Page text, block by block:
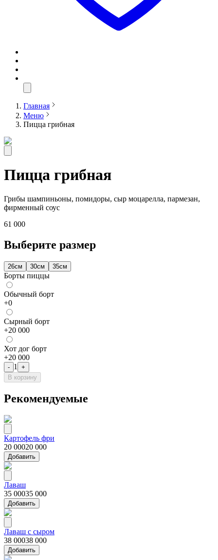
Главная
Меню
Пицца грибная
Пицца грибная
Грибы шампиньоны, помидоры, сыр моцарелла, пармезан,
фирменный соус
61 000
Выберите размер
26см 30см 35см
Борты пиццы
Обычный борт
+0
Сырный борт
+20 000
Хот дог борт
+20 000
- 1
+
В корзину
Рекомендуемые
Картофель фри
20 00020 000
Добавить
Лаваш
35 00035 000
Добавить
Лаваш с сыром
38 00038 000
Добавить